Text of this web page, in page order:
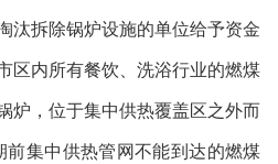
汰拆除锅炉设施的单位给予资金
区内所有餐饮、洗浴行业的燃煤
炉，位于集中供热覆盖区之外而
前集中供热管网不能到达的燃煤